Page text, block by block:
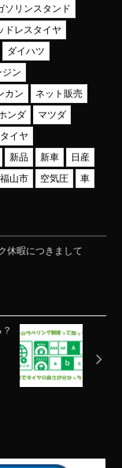
ソリンスタンド
ドレスタイヤ
ダイハツ
ン
カン
ネット販売
ンダ
マツダ
イヤ
新品 新車
日産
福山市 空気圧
車
休暇につきまして